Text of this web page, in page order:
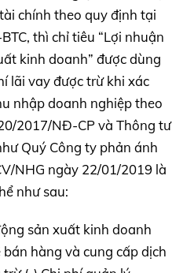
chính theo quy định tại
thì chỉ tiêu “Lợi nhuận
kinh doanh” được dùng
lãi vay được trừ khi xác
nhập doanh nghiệp theo
2017/NĐ-CP và Thông tư
Quý Công ty phản ánh
NHG ngày 22/01/2019 là
như sau:
sản xuất kinh doanh
hàng và cung cấp dịch